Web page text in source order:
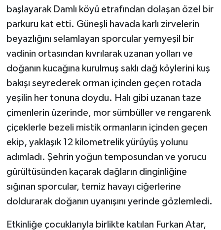
başlayarak Damlı köyü etrafından dolaşan özel bir
parkuru kat etti. Güneşli havada karlı zirvelerin
beyazlığını selamlayan sporcular yemyeşil bir
vadinin ortasından kıvrılarak uzanan yolları ve
doğanın kucağına kurulmuş saklı dağ köylerini kuş
bakışı seyrederek orman içinden geçen rotada
yeşilin her tonuna doydu. Halı gibi uzanan taze
çimenlerin üzerinde, mor sümbüller ve rengarenk
çiçeklerle bezeli mistik ormanların içinden geçen
ekip, yaklaşık 12 kilometrelik yürüyüş yolunu
adımladı. Şehrin yoğun temposundan ve yorucu
gürültüsünden kaçarak dağların dinginliğine
sığınan sporcular, temiz havayı ciğerlerine
doldurarak doğanın uyanışını yerinde gözlemledi.
Etkinliğe çocuklarıyla birlikte katılan Furkan Atar,